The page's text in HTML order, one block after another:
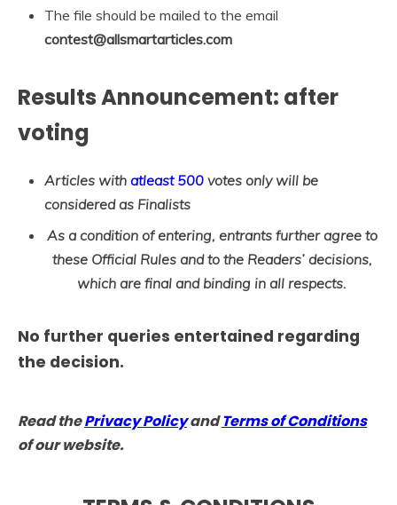
The file should be mailed to the email
contest@allsmartarticles.com
Results Announcement: after
voting
Articles with atleast 500 votes only will be
considered as Finalists
As a condition of entering, entrants further agree to
these Official Rules and to the Readers’ decisions,
which are final and binding in all respects.
No further queries entertained regarding
the decision.
Read thePrivacy PolicyandTerms of Conditions
of our website.